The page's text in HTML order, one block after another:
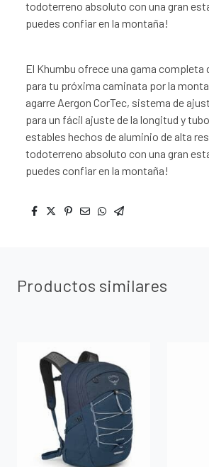
todoterreno absoluto con una gran
puedes confiar en la montaña!
El Khumbu ofrece una gama
para tu próxima caminata por la
agarre Aergon CorTec, sistema de
para un fácil ajuste de la longitud y
estables hechos de aluminio de alta
todoterreno absoluto con una gran
puedes confiar en la montaña!
Productos similares